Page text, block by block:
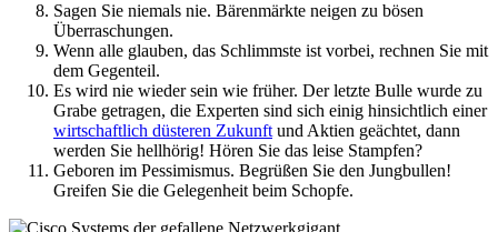
Sagen Sie niemals nie. Bärenmärkte neigen zu bösen
Überraschungen.
Wenn alle glauben, das Schlimmste ist vorbei, rechnen Sie mit
dem Gegenteil.
Es wird nie wieder sein wie früher. Der letzte Bulle wurde zu
Grabe getragen, die Experten sind sich einig hinsichtlich einer
wirtschaftlich düsteren Zukunft und Aktien geächtet, dann
werden Sie hellhörig! Hören Sie das leise Stampfen?
Geboren im Pessimismus. Begrüßen Sie den Jungbullen!
Greifen Sie die Gelegenheit beim Schopfe.